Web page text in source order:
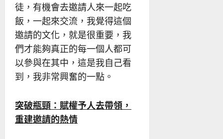
徒，有機會去邀請人來一起吃
飯，一起來交流，我覺得這個
邀請的文化，就是很重要，我
們才能夠真正的每一個人都可
以參與在其中，這是我自己看
到，我非常興奮的一點。
突破瓶頸：賦權予人去帶領，
重建邀請的熱情